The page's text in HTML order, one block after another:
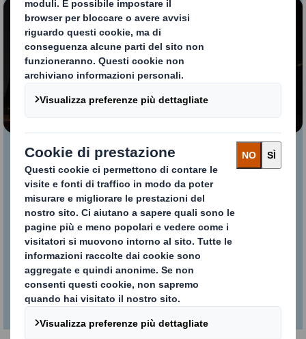
Contenuto bloccato
Per poter visualizzare questo video, è necessario
accettare i "functional" cookies
Tutte le nostre energie sono dedicate
ad aiutare i nostri clienti a trovare
nuove soluzioni innovative. I nostri
designer hanno già creato oltre 1000
soluzioni di design per milioni di
prodotti, con l’obiettivo di ridurre l’uso
della plastica.